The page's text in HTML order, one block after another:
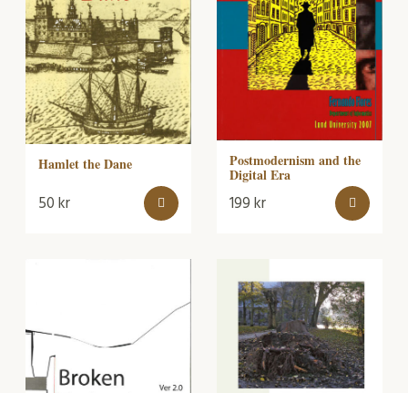
Hamlet the Dane
50kr
Postmodernism and the
Digital Era
199kr